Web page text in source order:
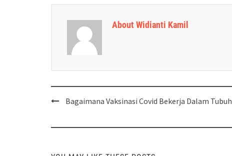
About Widianti Kamil
PostBagaimana Vaksinasi Covid Bekerja Dalam Tubuh